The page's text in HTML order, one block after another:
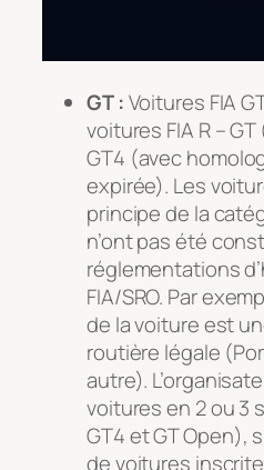
GT :Voitures FIA
voitures FIA R –
GT4 (avec
expirée). Les
principe de la
n’ont pas été
réglementations
FIA/SRO. Par
de la voiture est
routière légale
autre).
voitures en 2 ou 3
GT4 et GT Open),
de voitures